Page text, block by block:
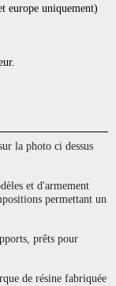
europe uniquement)
la photo ci dessus
et d'armement
permettant un
prêts pour
de résine fabriquée